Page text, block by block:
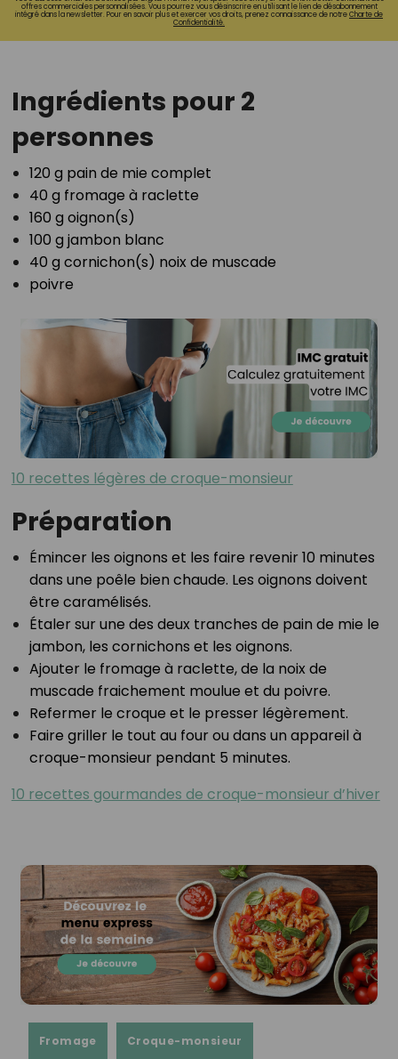
offres commerciales personnalisées. Vous pourrez vous désinscrire en utilisant le lien de désabonnement
intégré dans la newsletter. Pour en savoir plus et exercer vos droits, prenez connaissance de notreCharte de
Confidentialité.
Ingrédients pour 2
personnes
120 g pain de mie complet⁣
40 g fromage à raclette⁣
160 g oignon(s)⁣
100 g jambon blanc⁣
40 g cornichon(s) noix de muscade⁣
poivre⁣
10 recettes légères de croque-monsieur
Préparation
Émincer les oignons et les faire revenir 10 minutes
dans une poêle bien chaude. Les oignons doivent
être⁣ caramélisés.⁣
Étaler sur une des deux tranches de pain de mie le
jambon, les cornichons et les oignons.⁣
Ajouter le fromage à raclette, de la noix de
muscade fraichement moulue et du poivre.⁣
Refermer le croque et le presser légèrement.⁣
Faire griller le tout au four ou dans un appareil à
croque-monsieur pendant 5 minutes. ⁣
10 recettes gourmandes de croque-monsieur d’hiver
Fromage Croque-monsieur